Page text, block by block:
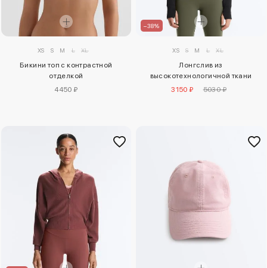
XS S M L XL
Бикини топ с контрастной
отделкой
4450 ₽
–38%
XS S M L XL
Лонгслив из
высокотехнологичной ткани
3150 ₽
5030 ₽